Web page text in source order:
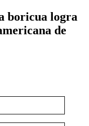
boricua logra
de